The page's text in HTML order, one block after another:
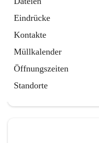
Eindrücke
Kontakte
Müllkalender
Öffnungszeiten
Standorte